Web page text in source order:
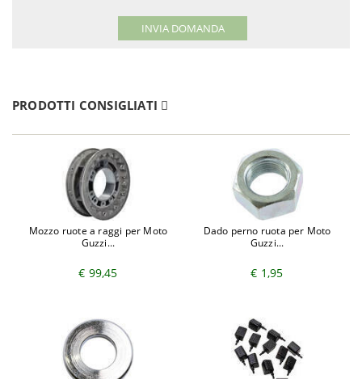
PRODOTTI CONSIGLIATI
Mozzo ruote a raggi per Moto
Guzzi...
€ 99,45
Dado perno ruota per Moto
Guzzi...
€ 1,95